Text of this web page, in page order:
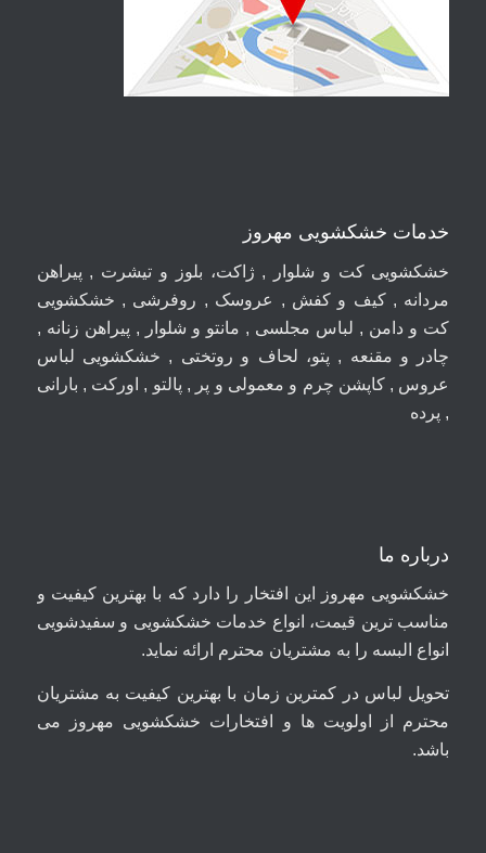
خدمات خشکشویی مهروز
خشکشویی کت و شلوار , ژاکت، بلوز و تیشرت , پیراهن
مردانه , کیف و کفش , عروسک , روفرشی , خشکشویی
کت و دامن , لباس مجلسی , مانتو و شلوار , پیراهن زنانه ,
چادر و مقنعه , پتو، لحاف و روتختی , خشکشویی لباس
عروس , کاپشن چرم و معمولی و پر , پالتو , اورکت , بارانی
, پرده
درباره ما
خشکشویی مهروز این افتخار را دارد که با بهترین کیفیت و
مناسب ترین قیمت، انواع خدمات خشکشویی و سفیدشویی
انواع البسه را به مشتریان محترم ارائه نماید.
تحویل لباس در کمترین زمان با بهترین کیفیت به مشتریان
محترم از اولویت ها و افتخارات خشکشویی مهروز می
باشد.